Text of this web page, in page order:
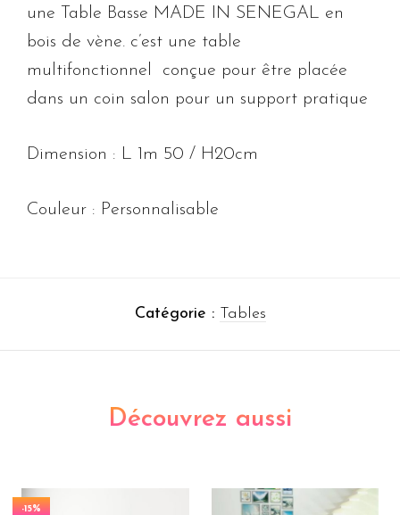
une Table Basse MADE IN SENEGAL en
bois de vène. c’est une table
multifonctionnel conçue pour être placée
dans un coin salon pour un support pratique
Dimension : L 1m 50 / H20cm
Couleur : Personnalisable
Catégorie : Tables
Découvrez aussi
-15%